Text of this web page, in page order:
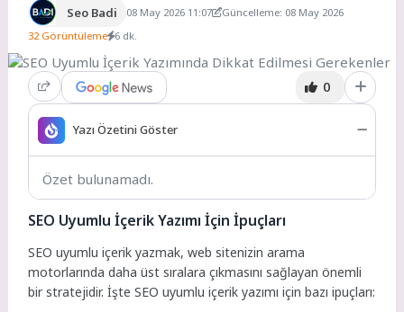
Seo Badi 08 May 2026 11:07
Güncelleme: 08 May 2026
32 Görüntüleme 6 dk.
0
Yazı Özetini Göster
Özet bulunamadı.
SEO Uyumlu İçerik Yazımı İçin İpuçları
SEO uyumlu içerik yazmak, web sitenizin arama
motorlarında daha üst sıralara çıkmasını sağlayan önemli
bir stratejidir. İşte SEO uyumlu içerik yazımı için bazı ipuçları: